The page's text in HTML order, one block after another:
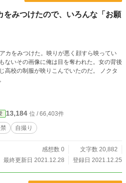
をみつけたので、いろんな「お願
カをみつけた。映りが悪く顔すら映ってい
ないその画像に俺は目を奪われた。女の背後
の制服が映りこんでいたのだ。 ノクタ
13,184 位 / 66,403件
自撮り
感想数 0
文字数 20,882
最終更新日 2021.12.28
登録日 2021.12.25